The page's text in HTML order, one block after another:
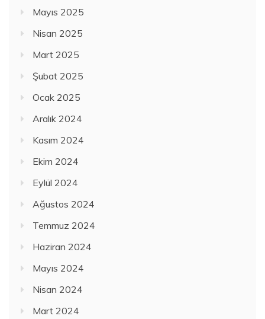
Mayıs 2025
Nisan 2025
Mart 2025
Şubat 2025
Ocak 2025
Aralık 2024
Kasım 2024
Ekim 2024
Eylül 2024
Ağustos 2024
Temmuz 2024
Haziran 2024
Mayıs 2024
Nisan 2024
Mart 2024